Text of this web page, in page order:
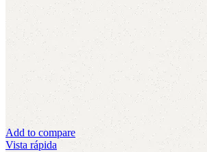
Add to compare
Vista rápida